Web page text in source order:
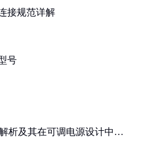
接规范详解
号
析及其在可调电源设计中的